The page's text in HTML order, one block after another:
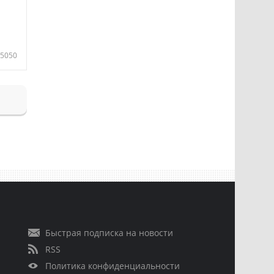
5050
Быстрая подписка на новости
RSS
Политика конфиденциальности